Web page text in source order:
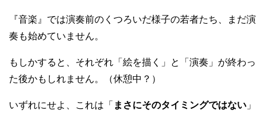
『音楽』では演奏前のくつろいだ様子の若者たち、まだ演
奏も始めていません。
もしかすると、それぞれ「絵を描く」と「演奏」が終わっ
た後かもしれません。（休憩中？）
いずれにせよ、これは「 まさにそのタイミングではない 」